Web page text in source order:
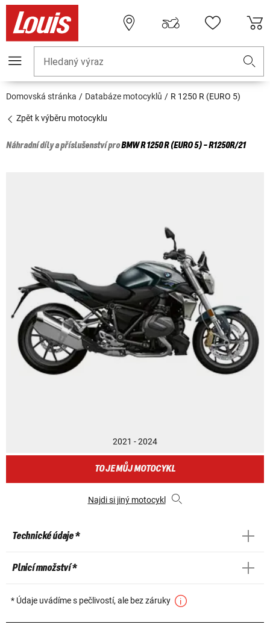
Hledaný výraz
Domovská stránka Databáze motocyklů R 1250 R (EURO 5)
Zpět k výběru motocyklu
Náhradní díly a příslušenství proBMWR 1250 R (EURO 5) - R1250R/21
2021 - 2024
TO JE MŮJ MOTOCYKL
Najdi si jiný motocykl
Technické údaje *
Plnicí množství *
* Údaje uvádíme s pečlivostí, ale bez záruky